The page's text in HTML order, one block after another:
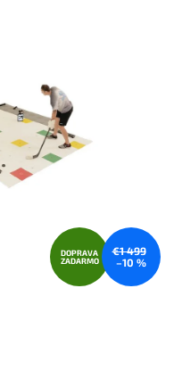
DOPRAVA
ZADARMO
€1 499
–10 %